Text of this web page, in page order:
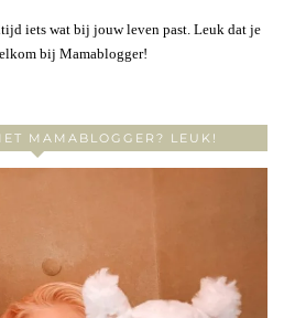
iets wat bij jouw leven past. Leuk dat je
bij Mamablogger!
MAMABLOGGER? LEUK!